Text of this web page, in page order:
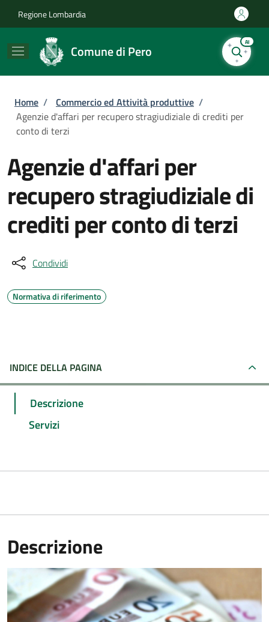
Regione Lombardia
Comune di Pero
AI
Briciole di pane
Home / Commercio ed Attività produttive /
Agenzie d'affari per recupero stragiudiziale di crediti per
conto di terzi
Agenzie d'affari per
recupero stragiudiziale di
crediti per conto di terzi
Condividi
Normativa di riferimento
INDICE DELLA PAGINA
Descrizione
Servizi
Descrizione